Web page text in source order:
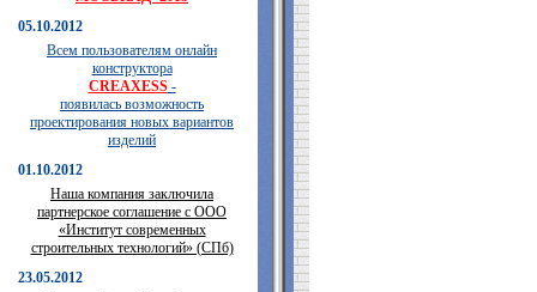
05.10.2012
Всем пользователям онлайн
конструктора
CREAXESS-
появилась возможность
проектирования новых вариантов
изделий
01.10.2012
Наша компания заключила
партнерское соглашение с ООО
«Институт современных
строительных технологий» (СПб)
23.05.2012